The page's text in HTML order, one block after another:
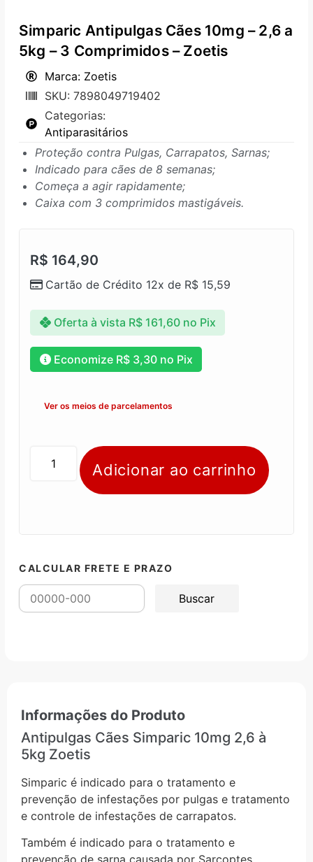
Simparic Antipulgas Cães 10mg – 2,6 a
5kg – 3 Comprimidos – Zoetis
Marca: Zoetis
SKU: 7898049719402
Categorias:
Antiparasitários
Proteção contra Pulgas, Carrapatos, Sarnas;
Indicado para cães de 8 semanas;
Começa a agir rapidamente;
Caixa com 3 comprimidos mastigáveis.
R$ 164,90
Cartão de Crédito 12x de R$ 15,59
Oferta à vista R$161,60 no Pix
Economize R$3,30no Pix
Ver os meios de parcelamentos
Adicionar ao carrinho
CALCULAR FRETE E PRAZO
Informações do Produto
Antipulgas Cães Simparic 10mg 2,6 à
5kg Zoetis
Simparic é indicado para o tratamento e
prevenção de infestações por pulgas e tratamento
e controle de infestações de carrapatos.
Também é indicado para o tratamento e